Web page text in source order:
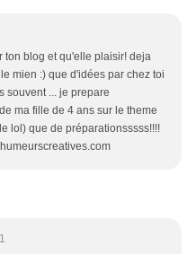
ton blog et qu'elle plaisir! deja
mien :) que d'idées par chez toi
souvent ... je prepare
ma fille de 4 ans sur le theme
lol) que de préparationsssss!!!!